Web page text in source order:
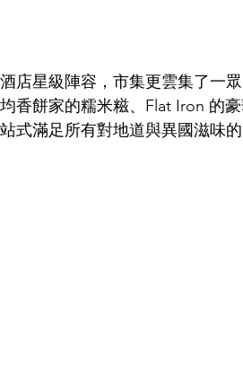
店星級陣容，市集更雲集了一
香餅家的糯米糍、Flat Iron 的
式滿足所有對地道與異國滋味